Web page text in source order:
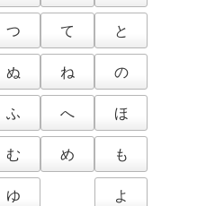
つ て
と
ぬ ね
の
ふ へ
ほ
む め
も
ゆ
よ